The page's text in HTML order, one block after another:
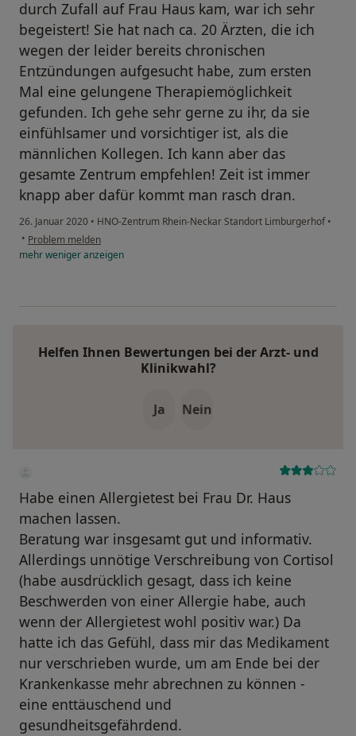
durch Zufall auf Frau Haus kam, war ich sehr
begeistert! Sie hat nach ca. 20 Ärzten, die ich
wegen der leider bereits chronischen
Entzündungen aufgesucht habe, zum ersten
Mal eine gelungene Therapiemöglichkeit
gefunden. Ich gehe sehr gerne zu ihr, da sie
einfühlsamer und vorsichtiger ist, als die
männlichen Kollegen. Ich kann aber das
gesamte Zentrum empfehlen! Zeit ist immer
knapp aber dafür kommt man rasch dran.
26. Januar 2020 • HNO-Zentrum Rhein-Neckar Standort Limburgerhof•
• Problem melden
mehrwenigeranzeigen
Helfen Ihnen Bewertungen bei der Arzt- und
Klinikwahl?
Ja Nein
Habe einen Allergietest bei Frau Dr. Haus
machen lassen.
Beratung war insgesamt gut und informativ.
Allerdings unnötige Verschreibung von Cortisol
(habe ausdrücklich gesagt, dass ich keine
Beschwerden von einer Allergie habe, auch
wenn der Allergietest wohl positiv war.) Da
hatte ich das Gefühl, dass mir das Medikament
nur verschrieben wurde, um am Ende bei der
Krankenkasse mehr abrechnen zu können -
eine enttäuschend und
gesundheitsgefährdend.